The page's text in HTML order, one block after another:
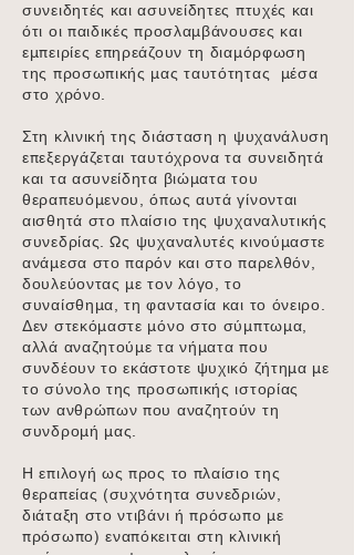
συνειδητές και ασυνείδητες πτυχές και
ότι οι παιδικές προσλαμβάνουσες και
εμπειρίες επηρεάζουν τη διαμόρφωση
της προσωπικής μας ταυτότητας μέσα
στο χρόνο.
Στη κλινική της διάσταση η ψυχανάλυση
επεξεργάζεται ταυτόχρονα τα συνειδητά
και τα ασυνείδητα βιώματα του
θεραπευόμενου, όπως αυτά γίνονται
αισθητά στο πλαίσιο της ψυχαναλυτικής
συνεδρίας. Ως ψυχαναλυτές κινούμαστε
ανάμεσα στο παρόν και στο παρελθόν,
δουλεύοντας με τον λόγο, το
συναίσθημα, τη φαντασία και το όνειρο.
Δεν στεκόμαστε μόνο στο σύμπτωμα,
αλλά αναζητούμε τα νήματα που
συνδέουν το εκάστοτε ψυχικό ζήτημα με
το σύνολο της προσωπικής ιστορίας
των ανθρώπων που αναζητούν τη
συνδρομή μας.
Η επιλογή ως προς το πλαίσιο της
θεραπείας (συχνότητα συνεδριών,
διάταξη στο ντιβάνι ή πρόσωπο με
πρόσωπο) εναπόκειται στη κλινική